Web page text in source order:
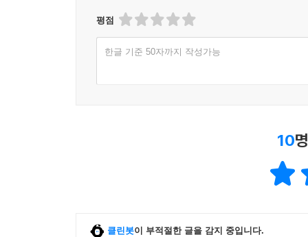
평점
한글 기준 50자까지 작성가능
10
클린봇이 부적절한 글을 감지 중입니다.